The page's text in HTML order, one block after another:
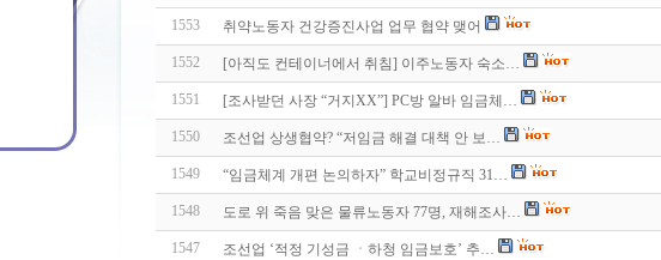
1553 취약노동자 건강증진사업 업무 협약 맺어
1552 [아직도 컨테이너에서 취침] 이주노동자 숙소…
1551 [조사받던 사장 “거지XX”] PC방 알바 임금체…
1550 조선업 상생협약? “저임금 해결 대책 안 보…
1549 “임금체계 개편 논의하자” 학교비정규직 31…
1548 도로 위 죽음 맞은 물류노동자 77명, 재해조사…
1547 조선업 ‘적정 기성금 ㆍ하청 임금보호’ 추…